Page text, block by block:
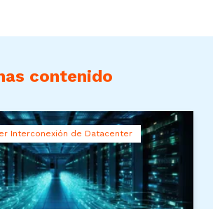
contenido
Interconexión de Datacenter